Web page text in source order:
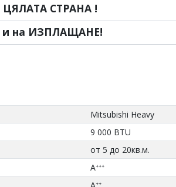
СТРАНА !
и на ИЗПЛАЩАНЕ!
Mitsubishi Heavy
9 000 BTU
от 5 до 20кв.м.
Aᐩᐩᐩ